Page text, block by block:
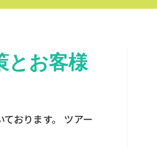
とお客様
おります。 ツアー